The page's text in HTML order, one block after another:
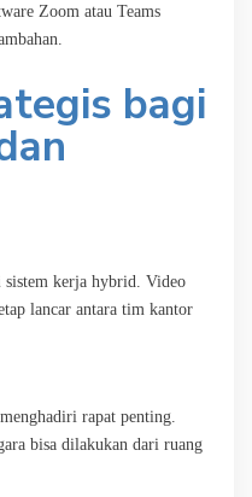
Zoom atau Teams
bagi
sistem kerja hybrid. Video
lancar antara tim kantor
rapat penting.
bisa dilakukan dari ruang